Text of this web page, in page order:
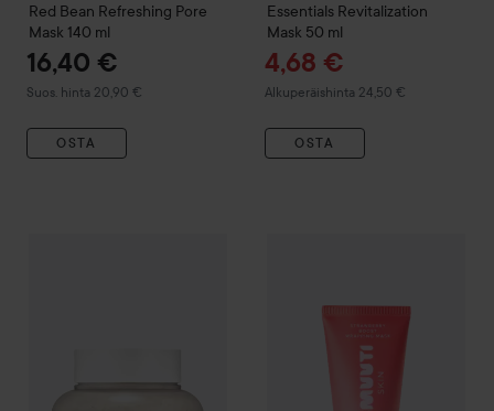
Red Bean Refreshing Pore
Mask 140 ml
16,40 €
Suos. hinta 20,90 €
Suositeltu hinta 20,90 €
OSTA
Essentials Revitalization
Mask 50 ml
Tarjoushinta
4,68 €
Alkuperäishinta 24,50 €
Normaali hinta 24,50 €
OSTA